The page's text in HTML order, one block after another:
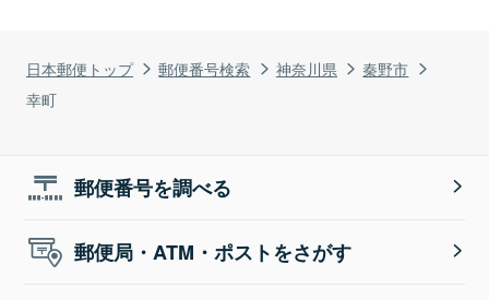
日本郵便トップ 郵便番号検索 神奈川県
秦野市
幸町
郵便番号を調べる
郵便局・ATM・ポストをさがす